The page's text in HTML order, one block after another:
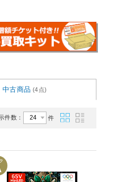
中古商品 (4点)
件数： 件